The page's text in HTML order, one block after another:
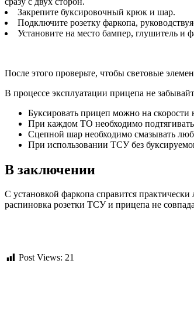
Закрепите буксировочный крюк и шар.
Подключите розетку фаркопа,
Установите на место бампер, глушитель и
После этого проверьте, чтобы световые
В процессе эксплуатации прицепа не
Буксировать прицеп можно на скорости
При каждом ТО необходимо
Сцепной шар необходимо смазывать
При использовании ТСУ без
В заключении
С установкой фаркопа справится
распиновка розетки ТСУ и прицепа не
Post Views: 21